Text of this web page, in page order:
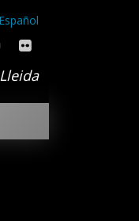
Español